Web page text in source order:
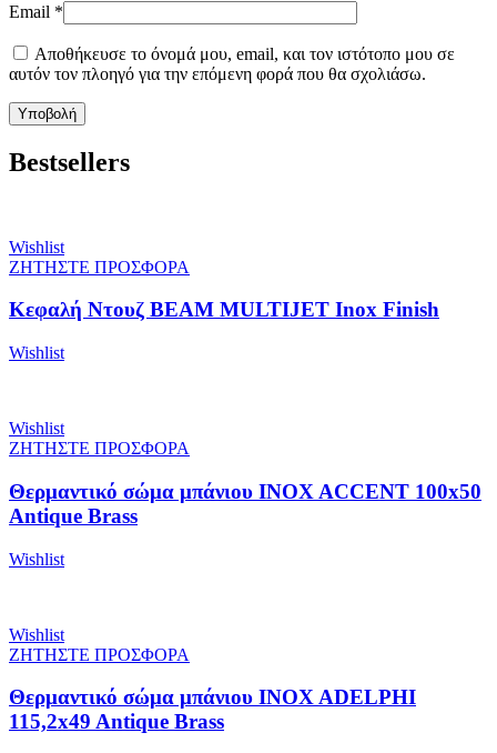
Email *
Αποθήκευσε το όνομά μου, email, και τον ιστότοπο μου σε
αυτόν τον πλοηγό για την επόμενη φορά που θα σχολιάσω.
Bestsellers
Wishlist
ΖΗΤΗΣΤΕ ΠΡΟΣΦΟΡΑ
Κεφαλή Ντουζ BEAM MULTIJET Inox Finish
Wishlist
Wishlist
ΖΗΤΗΣΤΕ ΠΡΟΣΦΟΡΑ
Θερμαντικό σώμα μπάνιου INOX ACCENT 100x50
Antique Brass
Wishlist
Wishlist
ΖΗΤΗΣΤΕ ΠΡΟΣΦΟΡΑ
Θερμαντικό σώμα μπάνιου INOX ADELPHI
115,2x49 Antique Brass